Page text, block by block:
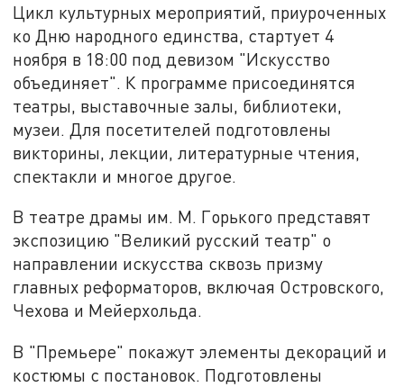
Цикл культурных мероприятий, приуроченных
ко Дню народного единства, стартует 4
ноября в 18:00 под девизом "Искусство
объединяет". К программе присоединятся
театры, выставочные залы, библиотеки,
музеи. Для посетителей подготовлены
викторины, лекции, литературные чтения,
спектакли и многое другое.
В театре драмы им. М. Горького представят
экспозицию "Великий русский театр" о
направлении искусства сквозь призму
главных реформаторов, включая Островского,
Чехова и Мейерхольда.
В "Премьере" покажут элементы декораций и
костюмы с постановок. Подготовлены